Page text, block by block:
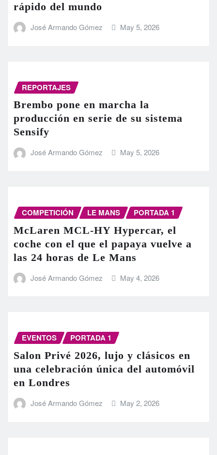
rápido del mundo
José Armando Gómez May 5, 2026
REPORTAJES
Brembo pone en marcha la
producción en serie de su sistema
Sensify
José Armando Gómez May 5, 2026
COMPETICIÓN LE MANS PORTADA 1
McLaren MCL-HY Hypercar, el
coche con el que el papaya vuelve a
las 24 horas de Le Mans
José Armando Gómez May 4, 2026
EVENTOS PORTADA 1
Salon Privé 2026, lujo y clásicos en
una celebración única del automóvil
en Londres
José Armando Gómez May 2, 2026